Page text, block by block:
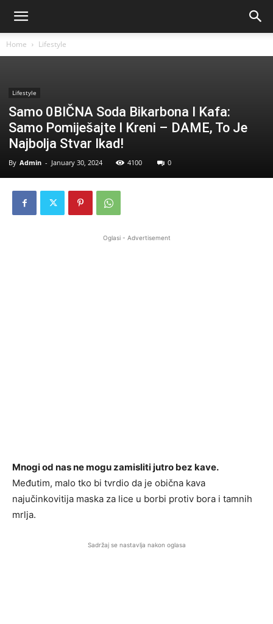
Home Lifestyle
Lifestyle
Samo 0BIČNA Soda Bikarbona I Kafa:
Samo Pomiješajte I Kreni – DAME, To Je
Najbolja Stvar Ikad!
By Admin - January 30, 2024 4100 0
Oglasi - Advertisement
Mnogi od nas ne mogu zamisliti jutro bez kave.
Međutim, malo tko bi tvrdio da je obična kava
najučinkovitija maska ​​za lice u borbi protiv bora i tamnih
mrlja.
Sadržaj se nastavlja nakon oglasa